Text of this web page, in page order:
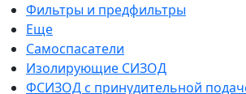
Фильтры и предфильтры
Еще
Самоспасатели
Изолирующие СИЗОД
ФСИЗОД с принудительной